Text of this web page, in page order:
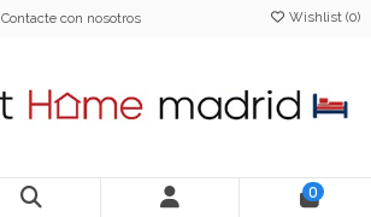
Contacte con nosotros Wishlist (0)
0